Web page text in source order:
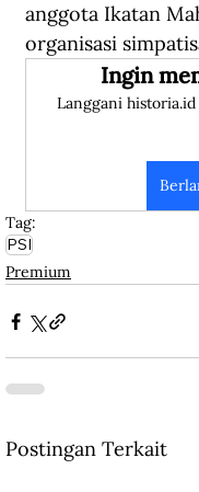
anggota Ikatan
organisasi
Ingin
Langgani
Tag:
PSI
Premium
Postingan Terkait